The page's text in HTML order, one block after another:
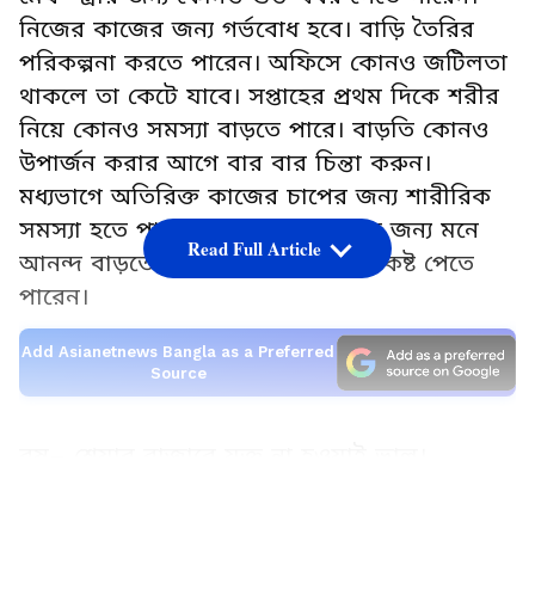
নিজের কাজের জন্য গর্ভবোধ হবে। বাড়ি তৈরির
পরিকল্পনা করতে পারেন। অফিসে কোনও জটিলতা
থাকলে তা কেটে যাবে। সপ্তাহের প্রথম দিকে শরীর
নিয়ে কোনও সমস্যা বাড়তে পারে। বাড়তি কোনও
উপার্জন করার আগে বার বার চিন্তা করুন।
মধ্যভাগে অতিরিক্ত কাজের চাপের জন্য শারীরিক
সমস্যা হতে পারে। সন্তানের পড়াশুনার জন্য মনে
আনন্দ বাড়তে পারে। পেটের যন্ত্রণাতে কষ্ট পেতে
পারেন।
Add Asianetnews Bangla as a Preferred
Source
Read Full Article